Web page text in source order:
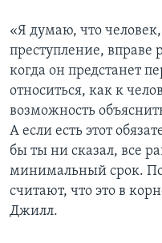
«Я думаю, что
преступление, вправе
когда он предстанет
относиться, как к
возможность
А если есть этот
бы ты ни сказал, все
минимальный срок.
считают, что это в
Джилл.